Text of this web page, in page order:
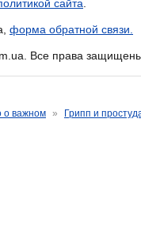
сайта
форма обратной связи.
Все права
о важном » Грипп и